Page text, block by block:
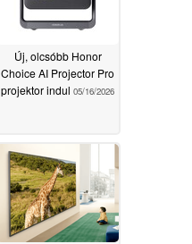
Új, olcsóbb Honor
Choice AI Projector Pro
projektor indul 05/16/2026